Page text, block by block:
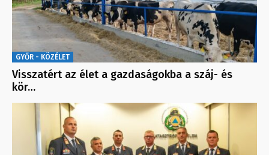
GYŐR - KÖZÉLET
Visszatért az élet a gazdaságokba a száj- és
kör…